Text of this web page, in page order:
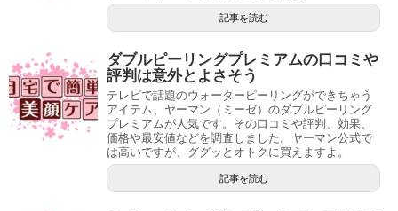
記事を読む
ダブルピーリングプレミアムの口コミや
評判は意外とよさそう
テレビで話題のウォーターピーリングができちゃう
アイテム、ヤーマン（ミーゼ）のダブルピーリング
プレミアムが人気です。その口コミや評判、効果、
価格や最安値などを調査しました。ヤーマン公式で
は高いですが、ググッとオトクに買えますよ。
記事を読む